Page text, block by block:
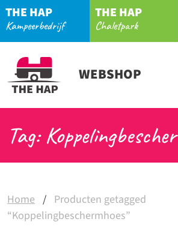
THE HAP
Kampeerbedrijf
THE HAP
Chaletpark
WEBSHOP
Tag:
Home / Producten getagged
“Koppelingbeschermhoes”